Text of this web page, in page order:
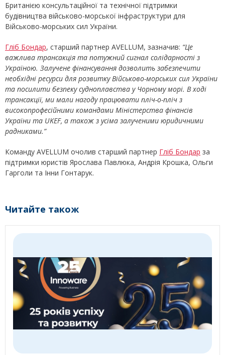
Британією консультаційної та технічної підтримки
будівництва військово-морської інфраструктури для
Військово-морських сил України.
Гліб Бондар, старший партнер AVELLUM, зазначив: “Це
важлива трансакція та потужний сигнал солідарності з
Україною. Залучене фінансування дозволить забезпечити
необхідні ресурси для розвитку Військово-морських сил України
та посилити безпеку судноплавства у Чорному морі. В ході
трансакції, ми мали нагоду працювати пліч-о-пліч з
високопрофесійними командами Міністерства фінансів
України та UKEF, а також з усіма залученими юридичними
радниками.”
Команду AVELLUM очолив старший партнер Гліб Бондар за
підтримки юристів Ярослава Павлюка, Андрія Крошка, Ольги
Гарголи та Інни Гонтарук.
Читайте також